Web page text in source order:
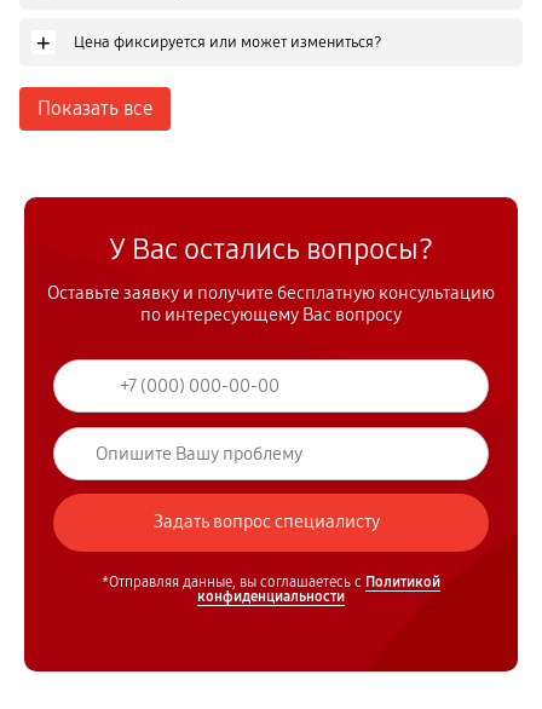
+ Цена фиксируется или может измениться?
Показать все
У Вас остались вопросы?
Оставьте заявку и получите бесплатную консультацию
по интересующему Вас вопросу
*Отправляя данные, вы соглашаетесь с Политикой
конфиденциальности